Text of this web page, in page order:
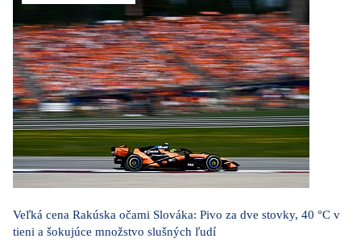
Veľká cena Rakúska očami Slováka: Pivo za dve stovky, 40 °C v
tieni a šokujúce množstvo slušných ľudí